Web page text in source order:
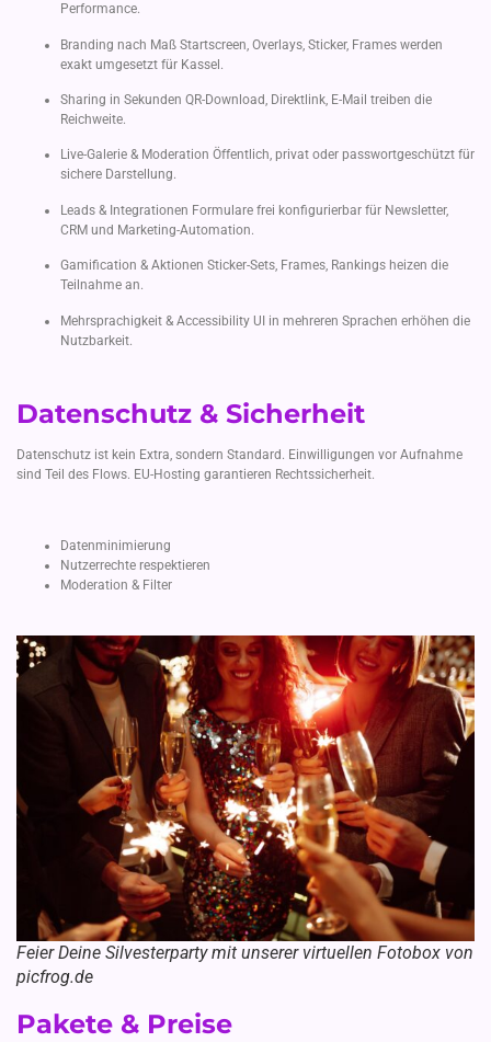
Performance.
Branding nach Maß Startscreen, Overlays, Sticker, Frames werden
exakt umgesetzt für Kassel.
Sharing in Sekunden QR-Download, Direktlink, E-Mail treiben die
Reichweite.
Live-Galerie & Moderation Öffentlich, privat oder passwortgeschützt für
sichere Darstellung.
Leads & Integrationen Formulare frei konfigurierbar für Newsletter,
CRM und Marketing-Automation.
Gamification & Aktionen Sticker-Sets, Frames, Rankings heizen die
Teilnahme an.
Mehrsprachigkeit & Accessibility UI in mehreren Sprachen erhöhen die
Nutzbarkeit.
Datenschutz & Sicherheit
Datenschutz ist kein Extra, sondern Standard. Einwilligungen vor Aufnahme
sind Teil des Flows. EU-Hosting garantieren Rechtssicherheit.
Datenminimierung
Nutzerrechte respektieren
Moderation & Filter
Feier Deine Silvesterparty mit unserer virtuellen Fotobox von
picfrog.de
Pakete & Preise